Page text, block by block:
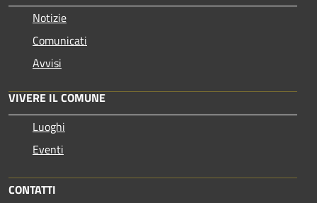
Notizie
Comunicati
Avvisi
VIVERE IL COMUNE
Luoghi
Eventi
CONTATTI